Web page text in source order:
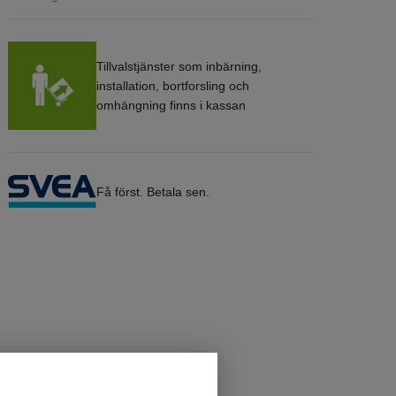
Tillvalstjänster som inbärning,
installation, bortforsling och
omhängning finns i kassan
Få först. Betala sen.